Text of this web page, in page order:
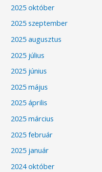
2025 október
2025 szeptember
2025 augusztus
2025 július
2025 június
2025 május
2025 április
2025 március
2025 február
2025 január
2024 október